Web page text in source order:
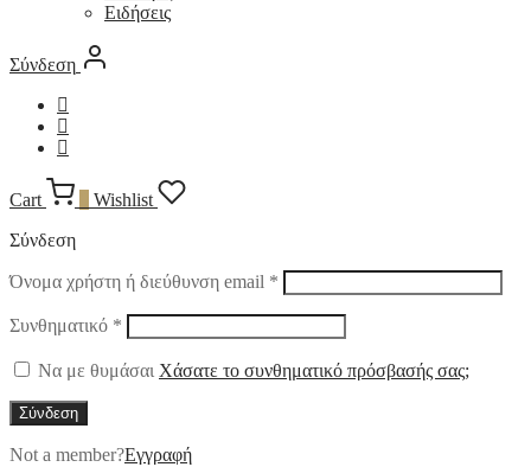
Ειδήσεις
Σύνδεση
Cart
Wishlist
Σύνδεση
Όνομα χρήστη ή διεύθυνση email * Απαιτείται
Συνθηματικό * Απαιτείται
Να με θυμάσαι Χάσατε το συνθηματικό πρόσβασής σας;
Σύνδεση
Not a member?Εγγραφή